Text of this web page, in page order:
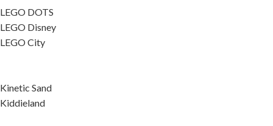
LEGO DOTS
LEGO Disney
LEGO City
Kinetic Sand
Kiddieland